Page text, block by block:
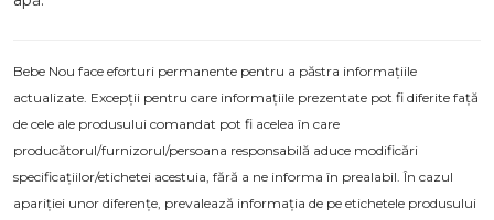
Bebe Nou face eforturi permanente pentru a păstra informațiile
actualizate. Excepții pentru care informațiile prezentate pot fi diferite față
de cele ale produsului comandat pot fi acelea în care
producătorul/furnizorul/persoana responsabilă aduce modificări
specificațiilor/etichetei acestuia, fără a ne informa în prealabil. În cazul
apariției unor diferențe, prevalează informația de pe etichetele produsului